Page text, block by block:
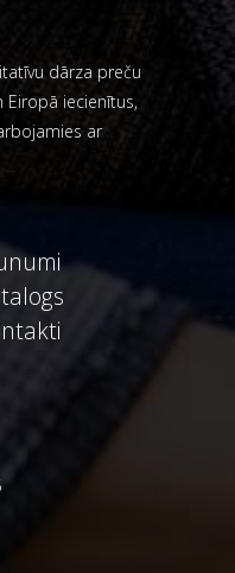
dārza preču
Eiropā iecienītus,
ar